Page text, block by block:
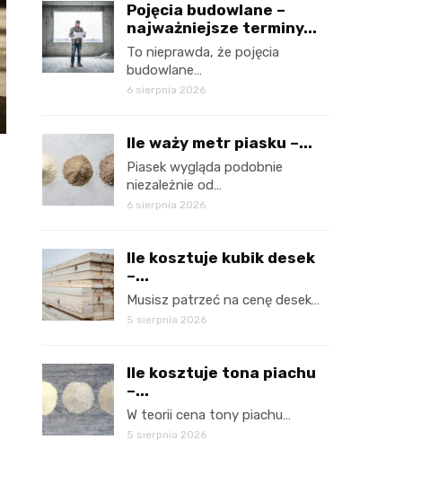
Pojęcia budowlane –
najważniejsze terminy...
To nieprawda, że pojęcia
budowlane…
6 sierpnia 2026
Ile waży metr piasku –...
Piasek wygląda podobnie
niezależnie od…
6 sierpnia 2026
Ile kosztuje kubik desek
–...
Musisz patrzeć na cenę desek…
5 sierpnia 2026
Ile kosztuje tona piachu
–...
W teorii cena tony piachu…
5 sierpnia 2026